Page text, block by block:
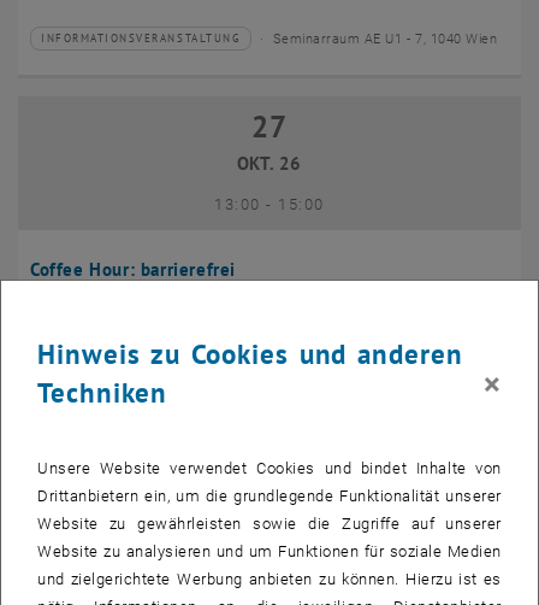
Veranstaltungstyp:
INFORMATIONSVERANSTALTUNG
Veranstaltungsort: Seminarraum AE U1 - 7, 1040 Wien
Coffee Hour: barrierefrei
27 Oktober 2026
27
OKT. 26
13:00- bis
15:00
Coffee Hour: International Students
13:00-bis
14:00
Hinweis zu Cookies und anderen
Techniken
×
Unsere Website verwendet Cookies und bindet Inhalte von
Drittanbietern ein, um die grundlegende Funktionalität unserer
Website zu gewährleisten sowie die Zugriffe auf unserer
Website zu analysieren und um Funktionen für soziale Medien
und zielgerichtete Werbung anbieten zu können. Hierzu ist es